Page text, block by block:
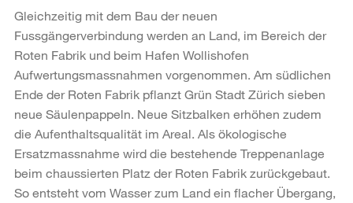
Gleichzeitig mit dem Bau der neuen
Fussgängerverbindung werden an Land, im Bereich der
Roten Fabrik und beim Hafen Wollishofen
Aufwertungsmassnahmen vorgenommen. Am südlichen
Ende der Roten Fabrik pflanzt Grün Stadt Zürich sieben
neue Säulenpappeln. Neue Sitzbalken erhöhen zudem
die Aufenthaltsqualität im Areal. Als ökologische
Ersatzmassnahme wird die bestehende Treppenanlage
beim chaussierten Platz der Roten Fabrik zurückgebaut.
So entsteht vom Wasser zum Land ein flacher Übergang,